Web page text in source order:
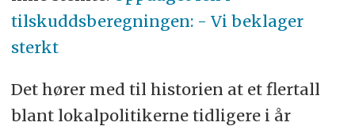
tilskuddsberegningen: - Vi beklager
sterkt
Det hører med til historien at et flertall
blant lokalpolitikerne tidligere i år